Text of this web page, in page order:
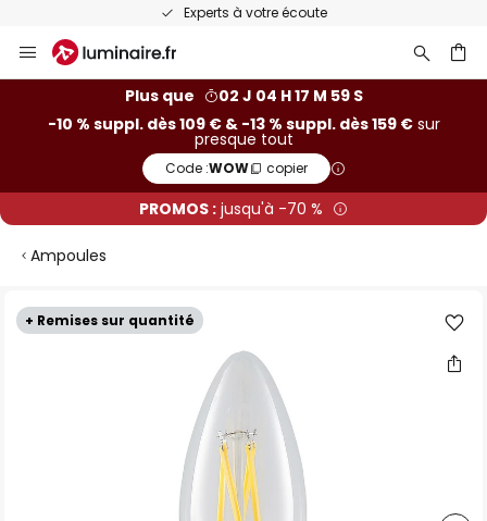
Experts à votre écoute
Allez
au
Plus que
02 J 04 H 17 M 59 S
-10 % suppl. dès 109 € & -13 % suppl. dès 159 €sur
presque tout
Code :WOW copier
PROMOS : jusqu'à -70 %
Ampoules
+ Remises sur quantité
Skip
to